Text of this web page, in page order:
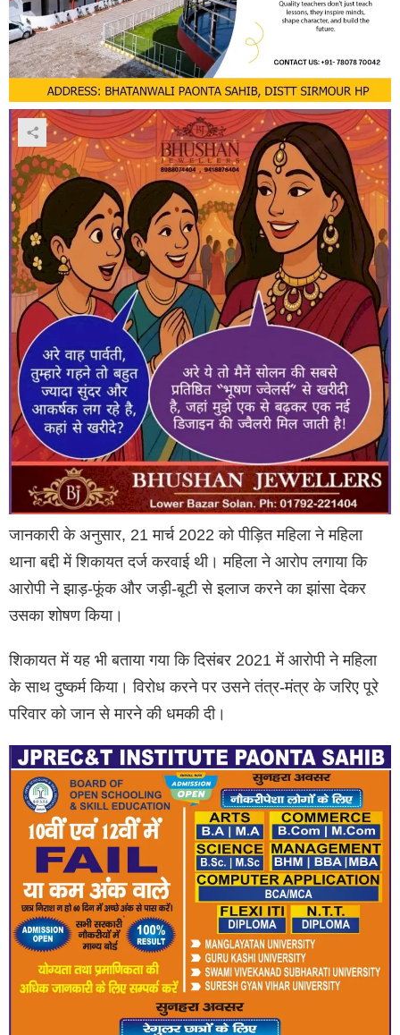
जानकारी के अनुसार, 21 मार्च 2022 को पीड़ित महिला ने महिला
थाना बद्दी में शिकायत दर्ज करवाई थी। महिला ने आरोप लगाया कि
आरोपी ने झाड़-फूंक और जड़ी-बूटी से इलाज करने का झांसा देकर
उसका शोषण किया।
शिकायत में यह भी बताया गया कि दिसंबर 2021 में आरोपी ने महिला
के साथ दुष्कर्म किया। विरोध करने पर उसने तंत्र-मंत्र के जरिए पूरे
परिवार को जान से मारने की धमकी दी।